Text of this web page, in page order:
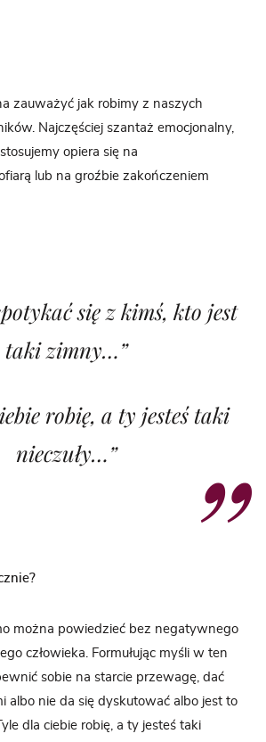
zauważyć jak robimy z naszych
Najczęściej szantaż emocjonalny,
opiera się na
lub na groźbie zakończeniem
się z kimś, kto jest
taki zimny…”
robię, a ty jesteś taki
nieczuły…”
można powiedzieć bez negatywnego
człowieka. Formułując myśli w ten
sobie na starcie przewagę, dać
albo nie da się dyskutować albo jest to
dla ciebie robię, a ty jesteś taki